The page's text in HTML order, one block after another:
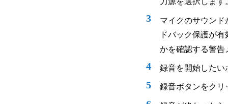
3
マイクのサウン
ドバック保護が
かを確認する警告
4 録音を開始したい
5 録音ボタンをクリ